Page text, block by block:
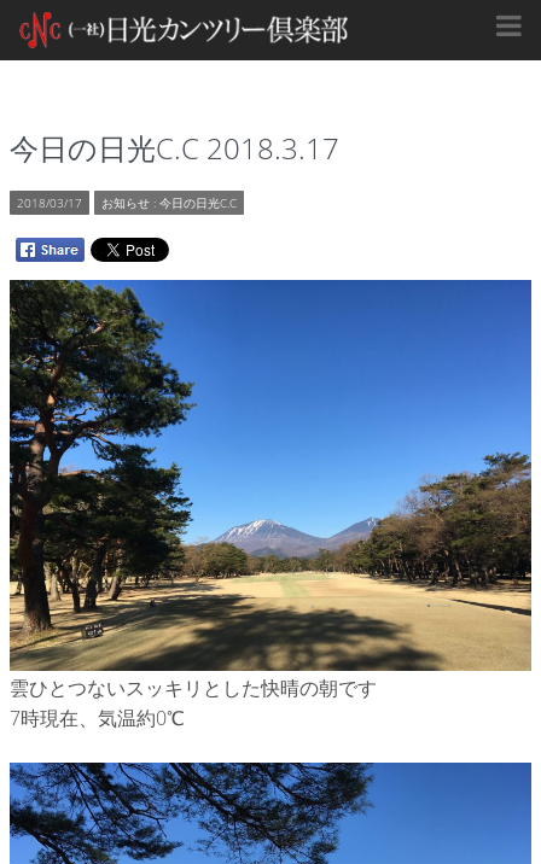
今日の日光C.C 2018.3.17
2018/03/17 お知らせ : 今日の日光C.C
雲ひとつないスッキリとした快晴の朝です
7時現在、気温約0℃